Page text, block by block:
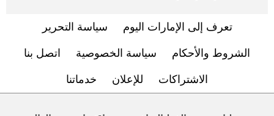
تعرف إلى الإمارات اليوم سياسة التحرير
الشروط والأحكام سياسة الخصوصية اتصل بنا
الاشتراكات للإعلان خدماتنا